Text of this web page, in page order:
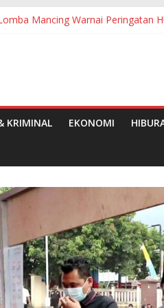
Mancing Warnai Peringatan
BOS di SMPN 2 Kutawaluya
Pematangsiantar
Pelalawan Tahun 2026
KRIMINAL EKONOMI